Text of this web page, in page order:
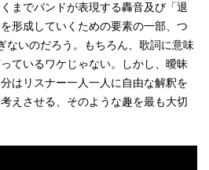
までバンドが表現する轟音及び「退
形成していくための要素の一部、つ
ないのだろう。もちろん、歌詞に意味
ているワケじゃない。しかし、曖昧
はリスナー一人一人に自由な解釈を
えさせる、そのような趣を最も大切